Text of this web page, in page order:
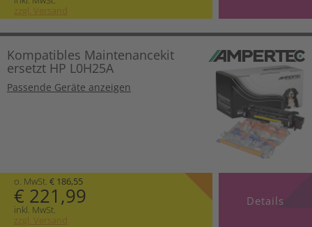
zzgl. Versand
Kompatibles Maintenancekit
ersetzt HP L0H25A
Passende Geräte anzeigen
o. MwSt. € 186,55
€ 221,99
inkl. MwSt.
zzgl. Versand
Details